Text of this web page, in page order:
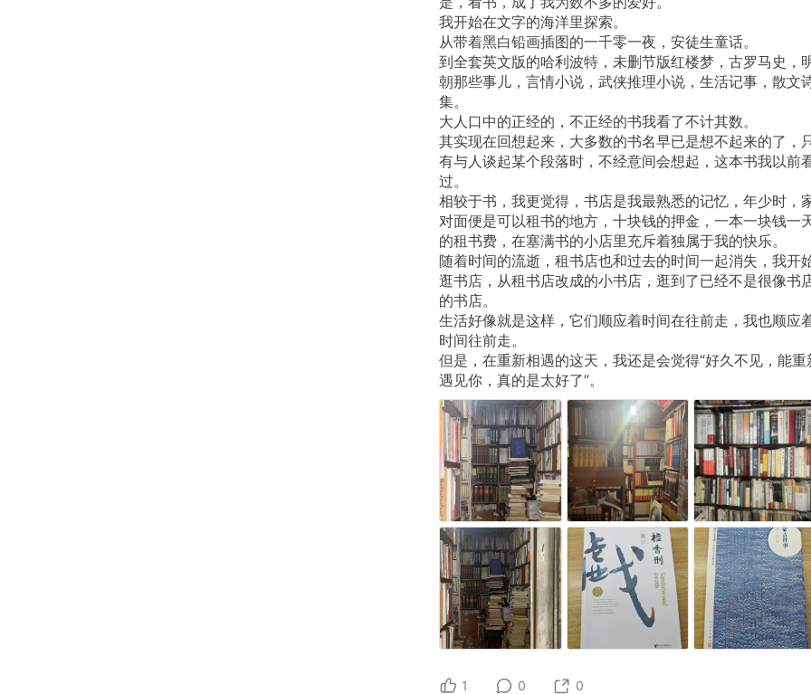
我开始在文字的海洋里探索。
从带着黑白铅画插图的一千零一夜，安徒生童话。
到全套英文版的哈利波特，​未删节版红楼梦，古罗马史，
朝那些事儿，言情小说，武侠推理小说，生活记事，散文
集。
大人口中的正经的，不正经的书我看了不计其数。
其实现在回想起来，大多数的书名早已是想不起来的了，
有与人谈起某个段落时，不经意间会想起，这本书我以前
过。
相较于书，我更觉得，书店是我最熟悉的记忆，年少时，
对面便是可以租书的地方，十块钱的押金，一本一块钱一
的租书费，在塞满书的小店里充斥着独属于我的快乐。
随着时间的流逝，租书店也和过去的时间一起消失，我开
逛书店，从租书店改成的小书店，逛到了已经不是很像书
的书店。
生活好像就是这样，它们顺应着时间在往前走，我也顺应
时间往前走。
但是，在重新相遇的这天，我还是会觉得“好久不见，能重
遇见你，真的是太好了”。
1 0 0